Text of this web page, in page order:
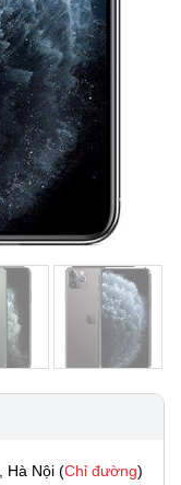
Hà Nội (Chỉ đường)